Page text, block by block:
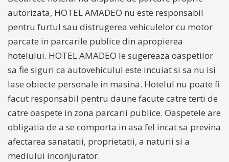
autorizata, HOTEL AMADEO nu este responsabil
pentru furtul sau distrugerea vehiculelor cu motor
parcate in parcarile publice din apropierea
hotelului. HOTEL AMADEO le sugereaza oaspetilor
sa fie siguri ca autovehiculul este incuiat si sa nu isi
lase obiecte personale in masina. Hotelul nu poate fi
facut responsabil pentru daune facute catre terti de
catre oaspete in zona parcarii publice. Oaspetele are
obligatia de a se comporta in asa fel incat sa previna
afectarea sanatatii, proprietatii, a naturii si a
mediului inconjurator.